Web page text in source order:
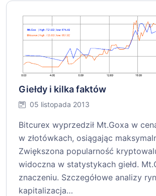
Giełdy i kilka faktów
05 listopada 2013
Bitcurex wyprzedził Mt.Goxa w
w złotówkach, osiągając
Zwiększona popularność
widoczna w statystykach giełd.
znaczeniu. Szczegółowe analizy
kapitalizacja…